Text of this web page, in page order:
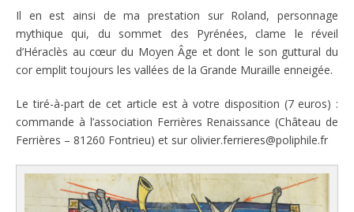
Il en est ainsi de ma prestation sur Roland, personnage
mythique qui, du sommet des Pyrénées, clame le réveil
d’Héraclès au cœur du Moyen Âge et dont le son guttural du
cor emplit toujours les vallées de la Grande Muraille enneigée.
Le tiré-à-part de cet article est à votre disposition (7 euros) :
commande à l’association Ferrières Renaissance (Château de
Ferrières – 81260 Fontrieu) et sur olivier.ferrieres@poliphile.fr